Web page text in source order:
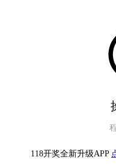
118开奖全新升级APP